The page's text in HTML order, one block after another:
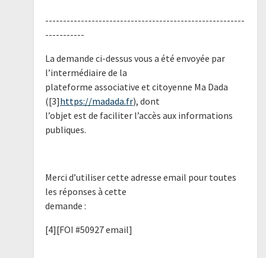
--------------------------------------------------------
-----------
La demande ci-dessus vous a été envoyée par
l’intermédiaire de la
plateforme associative et citoyenne Ma Dada
([3]https://madada.fr), dont
l’objet est de faciliter l’accès aux informations
publiques.
Merci d’utiliser cette adresse email pour toutes
les réponses à cette
demande :
[4][FOI #50927 email]